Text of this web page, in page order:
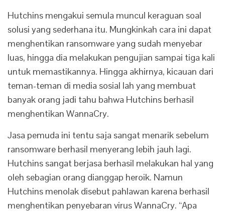
Hutchins mengakui semula muncul keraguan soal
solusi yang sederhana itu. Mungkinkah cara ini dapat
menghentikan ransomware yang sudah menyebar
luas, hingga dia melakukan pengujian sampai tiga kali
untuk memastikannya. Hingga akhirnya, kicauan dari
teman-teman di media sosial lah yang membuat
banyak orang jadi tahu bahwa Hutchins berhasil
menghentikan WannaCry.
Jasa pemuda ini tentu saja sangat menarik sebelum
ransomware berhasil menyerang lebih jauh lagi.
Hutchins sangat berjasa berhasil melakukan hal yang
oleh sebagian orang dianggap heroik. Namun
Hutchins menolak disebut pahlawan karena berhasil
menghentikan penyebaran virus WannaCry. “Apa